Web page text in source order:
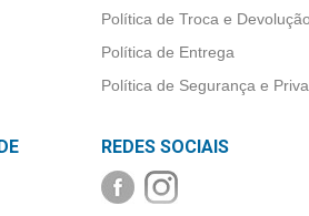
Política de Troca e Devolução
Política de Entrega
Política de Segurança e
REDES SOCIAIS